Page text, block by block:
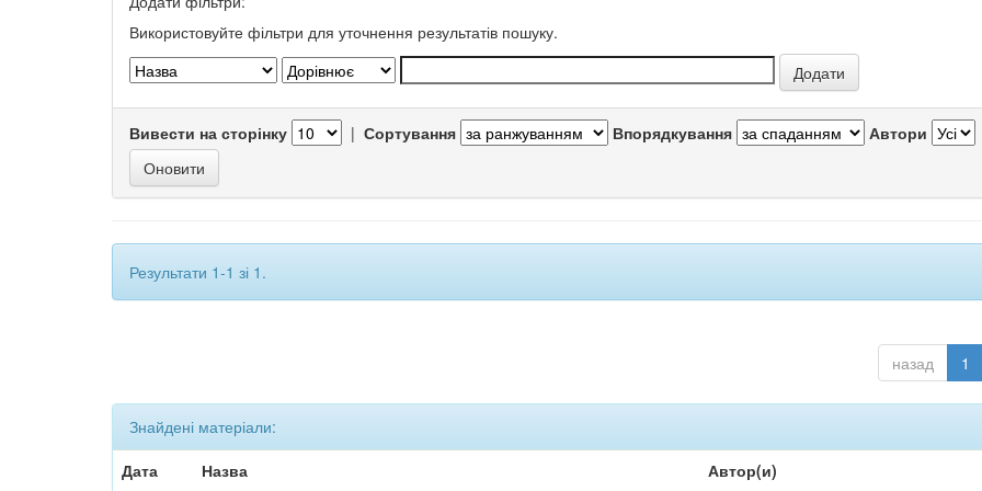
Використовуйте фільтри для уточнення результатів пошуку.
Вивести на сторінку | Сортування Впорядкування Автори
Результати 1-1 зі 1.
назад 1
Знайдені матеріали:
Дата
Назва Автор(и)